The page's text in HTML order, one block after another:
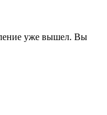
уже вышел. Вы